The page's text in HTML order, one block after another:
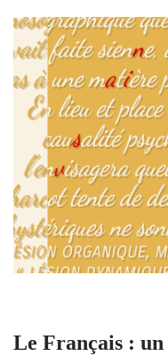
Le Français : un